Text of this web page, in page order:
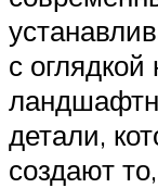
с
детали,
создают